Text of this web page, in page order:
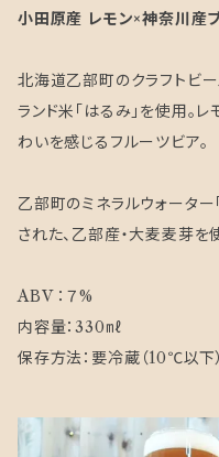
小田原産 レモン×神奈川産
北海道乙部町のクラフトビ
ランド米「はるみ」を使用。
わいを感じるフルーツビア。
乙部町のミネラルウォータ
された、乙部産・大麦麦芽を
ABV ：７%
内容量：330㎖
保存方法：要冷蔵（10℃以下）